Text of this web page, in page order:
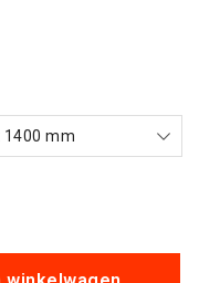
1400 mm